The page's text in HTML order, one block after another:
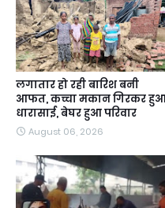
लगातार हो रही बारिश बनी
आफत, कच्चा मकान गिरकर
धारासाई, बेघर हुआ परिवार
August 06, 2026